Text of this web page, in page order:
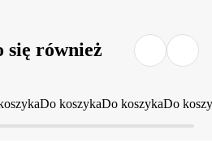
się również
Do koszykaDo koszykaDo